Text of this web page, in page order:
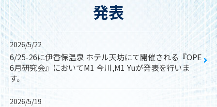
発表
2026/5/22
6/25-26に伊香保温泉 ホテル天坊にて開催される『OPE
6月研究会』においてM1 今川,M1 Yuが発表を行いま
す。
2026/5/19